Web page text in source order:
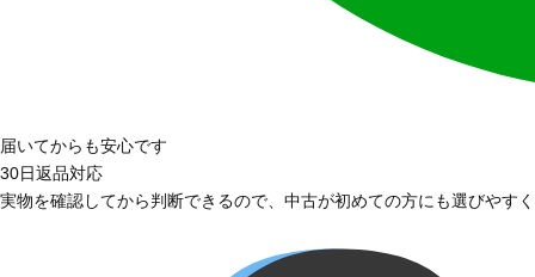
届いてからも安心です
30日返品対応
実物を確認してから判断できるので、中古が初めての方にも選びやす